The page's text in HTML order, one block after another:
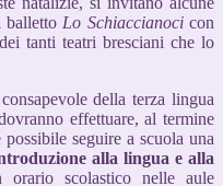
balletto Lo Schiaccianocicon
tanti teatri bresciani che lo
della terza lingua
effettuare, al termine
seguire a scuola una
alla lingua e alla
scolastico nelle aule